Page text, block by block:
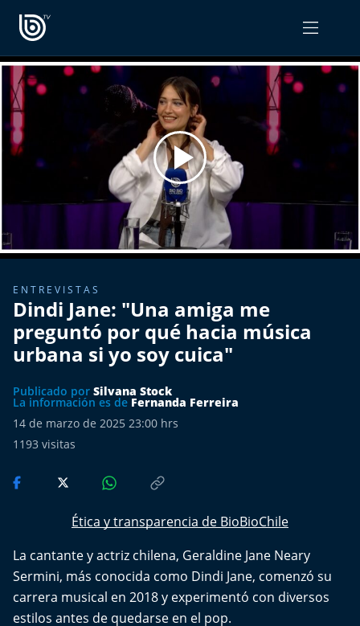
PROGRAMAS
Expreso Bío Bío
Podría Ser Peor
La Entrevista de Tomás Mosciatti
Entrevistas BioBioTV
Comentarios de Tomás Mosciatti
Más de Ti Podcast
Realizadores
Retropop
De Plato en Plato
Los Inestables
Más de 100 Días
Tu Mereces Ser Feliz
OPINIÓN
PODCAST RADIOGRAMA
ENTREVISTAS
Dindi Jane: "Una amiga me
preguntó por qué hacia música
urbana si yo soy cuica"
Publicado por Silvana Stock
La información es de Fernanda Ferreira
14 de marzo de 2025 23:00 hrs
1193 visitas
Ética y transparencia de BioBioChile
La cantante y actriz chilena, Geraldine Jane Neary
Sermini, más conocida como Dindi Jane, comenzó su
carrera musical en 2018 y experimentó con diversos
estilos antes de quedarse en el pop.